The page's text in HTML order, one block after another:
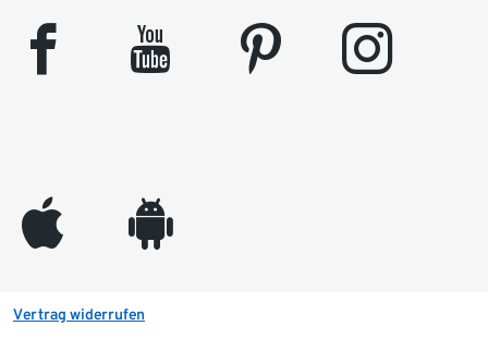
facebook youtube pinterest instagram
appleinc android
Vertrag widerrufen